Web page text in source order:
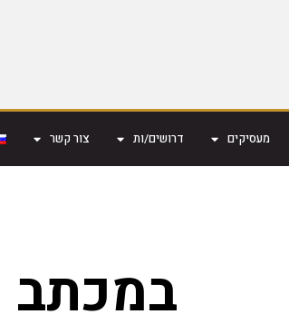
מעסיקים דרושים/ות צור קשר
במכתב